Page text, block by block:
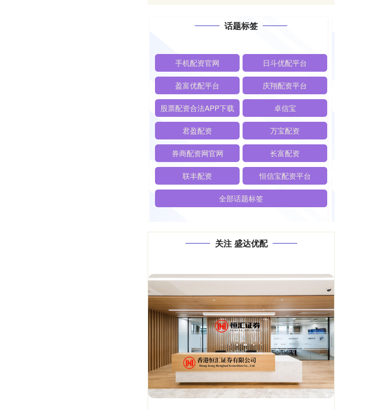
话题标签
手机配资官网 日斗优配平台
盈富优配平台 庆翔配资平台
股票配资合法APP下载 卓信宝
君盈配资 万宝配资
券商配资网官网 长富配资
联丰配资 恒信宝配资平台
全部话题标签
关注 盛达优配